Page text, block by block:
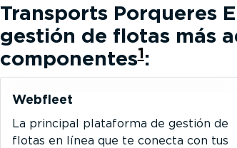
Transports Porqueres
gestión de flotas más
componentes1:
Webfleet
La principal plataforma de gestión de
flotas en línea que te conecta con tus